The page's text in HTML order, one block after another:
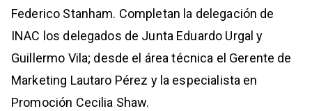
Federico Stanham. Completan la delegación de
INAC los delegados de Junta Eduardo Urgal y
Guillermo Vila; desde el área técnica el Gerente de
Marketing Lautaro Pérez y la especialista en
Promoción Cecilia Shaw.